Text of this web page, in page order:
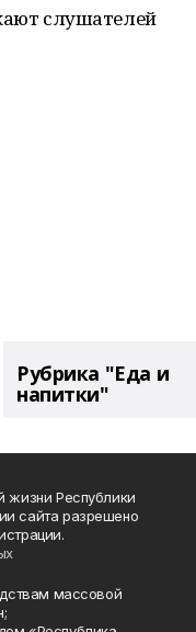
слушателей
Рубрика "Еда и
напитки"
жизни Республики
сайта разрешено
массовой